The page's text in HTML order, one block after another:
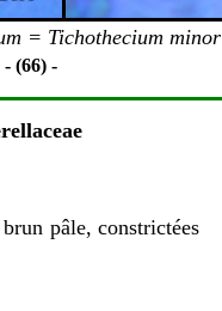
= Tichothecium minor
(66) -
pâle, constrictées